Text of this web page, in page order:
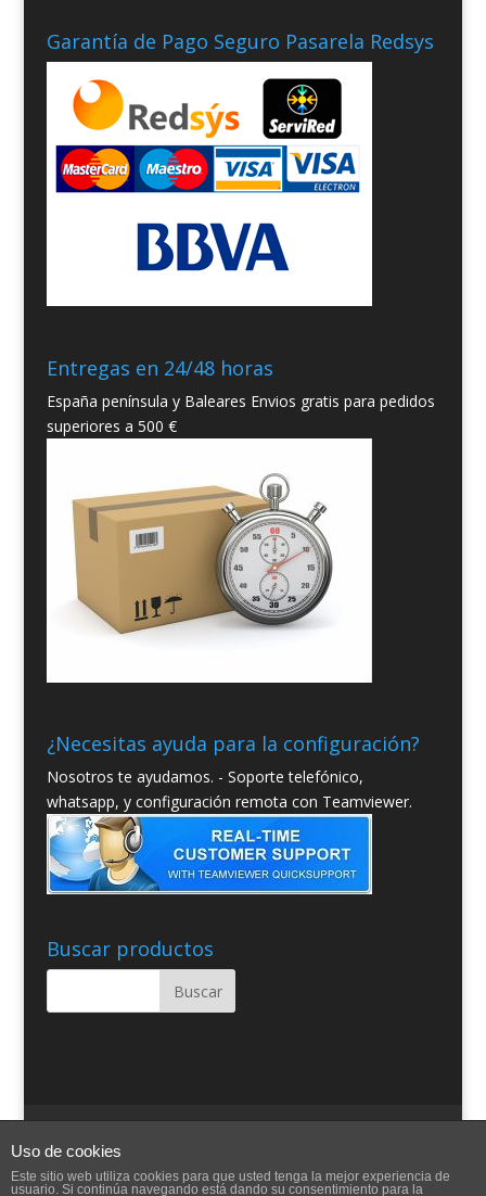
Garantía de Pago Seguro Pasarela Redsys
Entregas en 24/48 horas
España península y Baleares Envios gratis para pedidos
superiores a 500 €
¿Necesitas ayuda para la configuración?
Nosotros te ayudamos. - Soporte telefónico,
whatsapp, y configuración remota con Teamviewer.
Buscar productos
Contacto
Uso de cookies
Este sitio web utiliza cookies para que usted tenga la mejor experiencia de
usuario. Si continúa navegando está dando su consentimiento para la